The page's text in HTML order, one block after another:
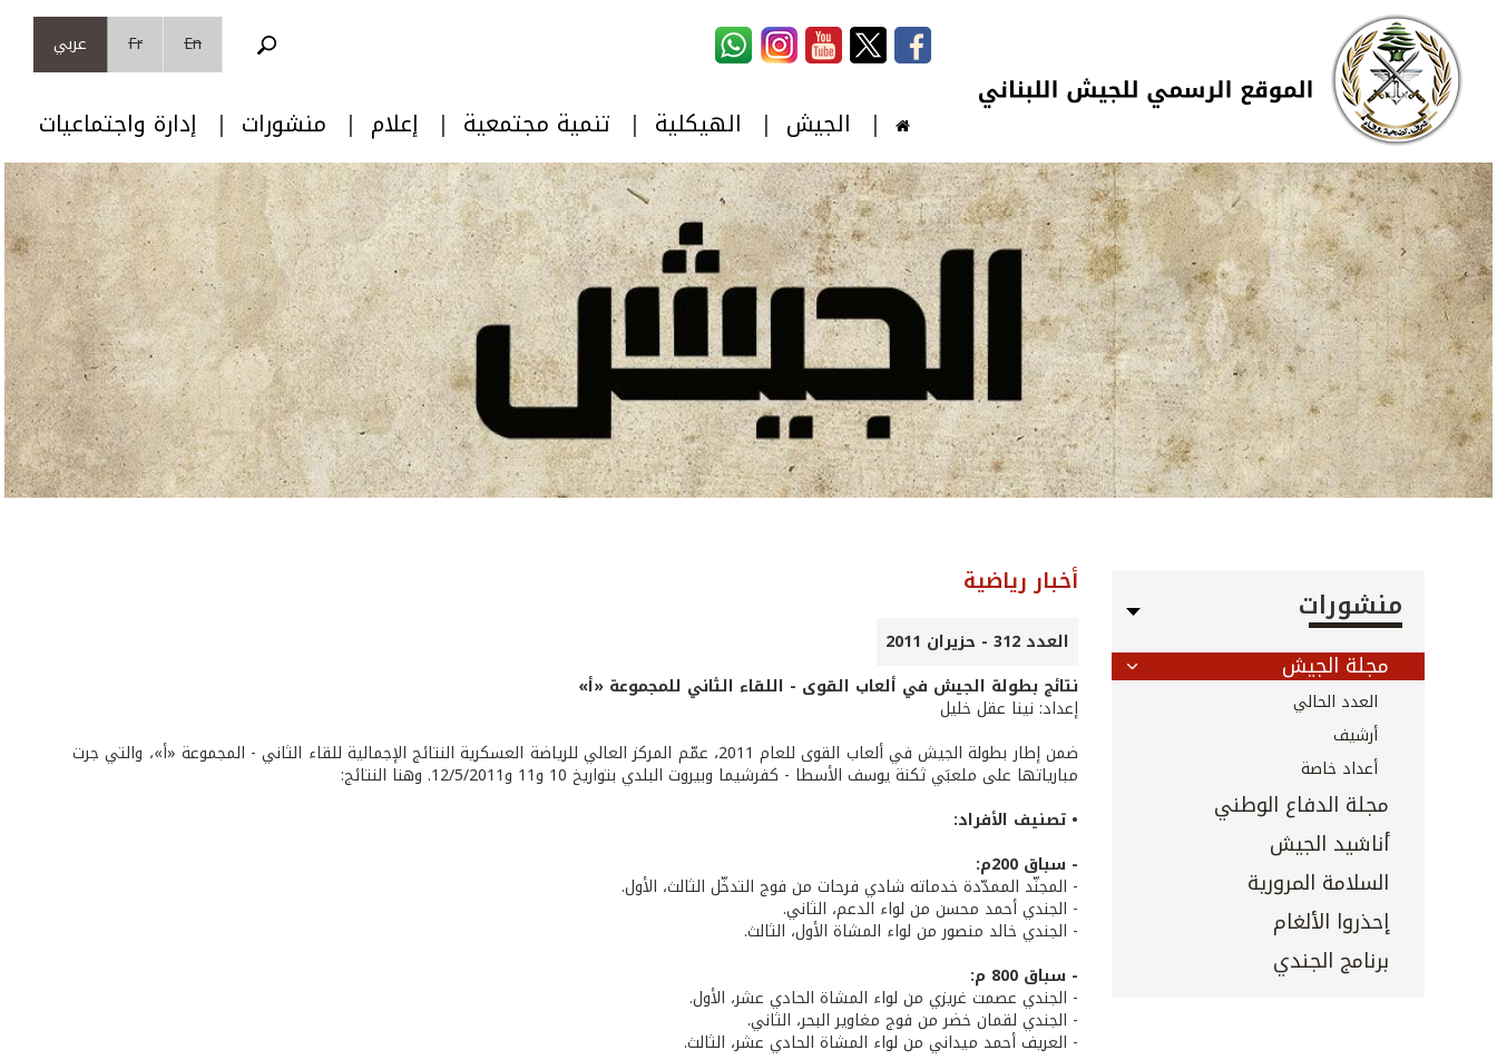
تجاوز إلى المحتوى الرئيسي
Skip to navigation
En
Fr عربي
الجيش الهيكلية تنمية مجتمعية إعلام منشورات إدارة واجتماعيات
منشورات
مجلة الجيش
العدد الحالي
أرشيف
أعداد خاصة
مجلة الدفاع الوطني
أناشيد الجيش
السلامة المرورية
إحذروا الألغام
برنامج الجندي
أخبار رياضية
العدد 312 - حزيران 2011
نتائج بطولة الجيش في ألعاب القوى - اللقاء الثاني للمجموعة «أ»
إعداد: نينا عقل خليل
ضمن إطار بطولة الجيش في ألعاب القوى للعام 2011، عمّم المركز العالي للرياضة العسكرية النتائج الإجمالية للقاء الثاني - المجموعة «أ»، والتي جرت
مبارياتها على ملعبَي ثكنة يوسف الأسطا - كفرشيما وبيروت البلدي بتواريخ 10 و11 و12/5/2011. وهنا النتائج:
• تصنيف الأفراد:
- سباق 200م:
- المجنّد الممدّدة خدماته شادي فرحات من فوج التدخّل الثالث، الأول.
- الجندي أحمد محسن من لواء الدعم، الثاني.
- الجندي خالد منصور من لواء المشاة الأول، الثالث.
- سباق 800 م:
- الجندي عصمت غريزي من لواء المشاة الحادي عشر، الأول.
- الجندي لقمان خضر من فوج مغاوير البحر، الثاني.
- العريف أحمد ميداني من لواء المشاة الحادي عشر، الثالث.